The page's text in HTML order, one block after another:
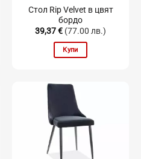
Стол Rip Velvet в цвят
бордо
39,37€ (77.00 лв.)
Купи